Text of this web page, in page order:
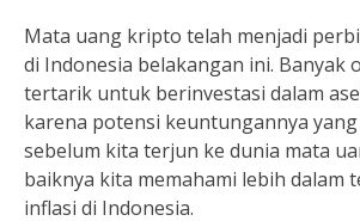
Mata uang kripto telah menjadi
di Indonesia belakangan ini. Banyak
tertarik untuk berinvestasi dalam
karena potensi keuntungannya
sebelum kita terjun ke dunia mata
baiknya kita memahami lebih dalam
inflasi di Indonesia.